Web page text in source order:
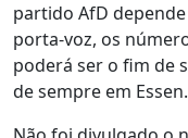
partido AfD
porta-voz, os
poderá ser o fim de
de sempre em Essen.